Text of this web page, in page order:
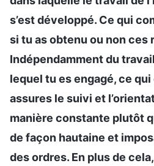
s’est développé. Ce qui
si tu as obtenu ou non ces
Indépendamment du
lequel tu es engagé, ce qui
assures le suivi et
manière constante plutôt
de façon hautaine et
des ordres. En plus de